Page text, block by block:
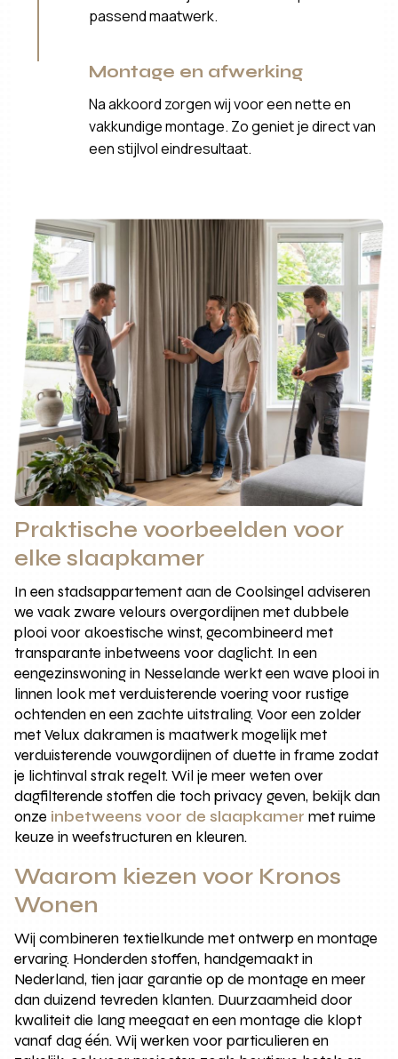
passend maatwerk.
Montage en afwerking
Na akkoord zorgen wij voor een nette en
vakkundige montage. Zo geniet je direct van
een stijlvol eindresultaat.
Praktische voorbeelden voor
elke slaapkamer
In een stadsappartement aan de Coolsingel adviseren
we vaak zware velours overgordijnen met dubbele
plooi voor akoestische winst, gecombineerd met
transparante inbetweens voor daglicht. In een
eengezinswoning in Nesselande werkt een wave plooi in
linnen look met verduisterende voering voor rustige
ochtenden en een zachte uitstraling. Voor een zolder
met Velux dakramen is maatwerk mogelijk met
verduisterende vouwgordijnen of duette in frame zodat
je lichtinval strak regelt. Wil je meer weten over
dagfilterende stoffen die toch privacy geven, bekijk dan
onze inbetweens voor de slaapkamer met ruime
keuze in weefstructuren en kleuren.
Waarom kiezen voor Kronos
Wonen
Wij combineren textielkunde met ontwerp en montage
ervaring. Honderden stoffen, handgemaakt in
Nederland, tien jaar garantie op de montage en meer
dan duizend tevreden klanten. Duurzaamheid door
kwaliteit die lang meegaat en een montage die klopt
vanaf dag één. Wij werken voor particulieren en